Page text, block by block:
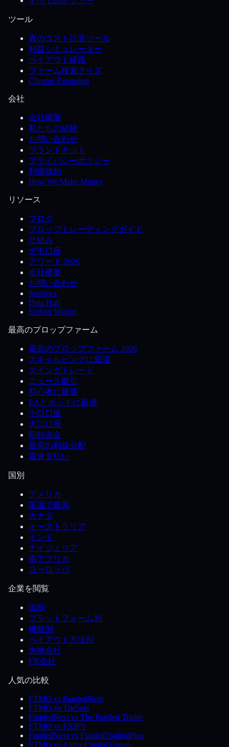
ツール
真のコスト計算ツール
利益シミュレーター
ペイアウト経路
ファーム検索クイズ
Chrome Extension
会社
会社概要
私たちの経験
お問い合わせ
ブランドキット
プライバシーポリシー
利用規約
How We Make Money
リソース
ブログ
プロップトレーディングガイド
仕組み
デモ口座
アワード 2026
会社概要
お問い合わせ
Statistics
Data Hub
Embed Widget
最高のプロップファーム
最高のプロップファーム 2026
スキャルピングに最適
スイングトレード
ニュース取引
初心者に最適
EAとボットに最適
小口口座
大口口座
即時資金
最高の利益分配
最速支払い
国別
アメリカ
英国で最高
カナダ
オーストラリア
インド
ナイジェリア
南アフリカ
ヨーロッパ
企業を閲覧
国別
プラットフォーム別
機能別
ペイアウト方法別
先物会社
FX会社
人気の比較
FTMO vs FundedNext
FTMO vs The5ers
FundedNext vs The Funded Trader
FTMO vs FXIFY
FundedNext vs FundedTradingPlus
FTMO vs Alpha Capital Group